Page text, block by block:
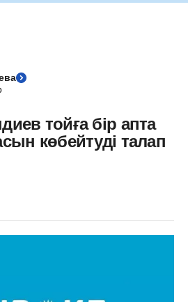
тойға бір апта
көбейтуді талап